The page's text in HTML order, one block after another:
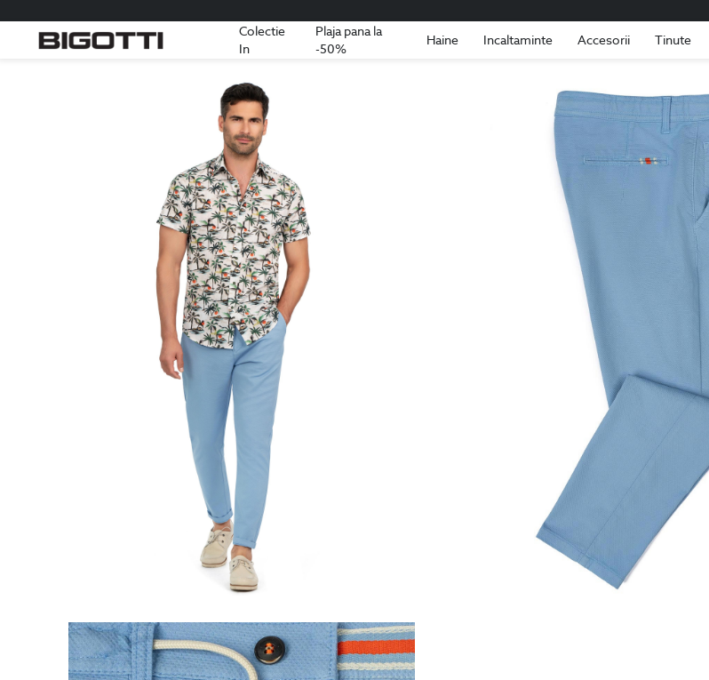
Colectie
In
Plaja pana la
-50%
Haine Incaltaminte Accesorii Tinute
Romania